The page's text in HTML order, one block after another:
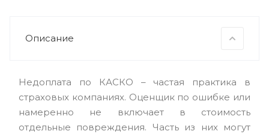
Описание
Недоплата по КАСКО – частая практика в
страховых компаниях. Оценщик по ошибке или
намеренно не включает в стоимость
отдельные повреждения. Часть из них могут